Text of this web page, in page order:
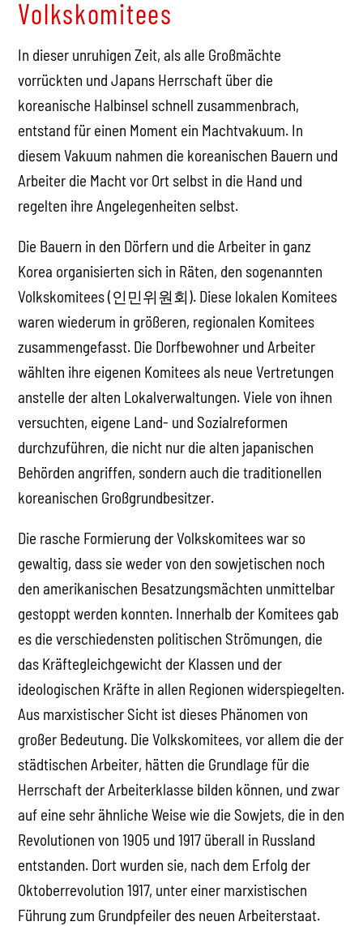
Volkskomitees
In dieser unruhigen Zeit, als alle Großmächte
vorrückten und Japans Herrschaft über die
koreanische Halbinsel schnell zusammenbrach,
entstand für einen Moment ein Machtvakuum. In
diesem Vakuum nahmen die koreanischen Bauern und
Arbeiter die Macht vor Ort selbst in die Hand und
regelten ihre Angelegenheiten selbst.
Die Bauern in den Dörfern und die Arbeiter in ganz
Korea organisierten sich in Räten, den sogenannten
Volkskomitees (인민위원회). Diese lokalen Komitees
waren wiederum in größeren, regionalen Komitees
zusammengefasst. Die Dorfbewohner und Arbeiter
wählten ihre eigenen Komitees als neue Vertretungen
anstelle der alten Lokalverwaltungen. Viele von ihnen
versuchten, eigene Land- und Sozialreformen
durchzuführen, die nicht nur die alten japanischen
Behörden angriffen, sondern auch die traditionellen
koreanischen Großgrundbesitzer.
Die rasche Formierung der Volkskomitees war so
gewaltig, dass sie weder von den sowjetischen noch
den amerikanischen Besatzungsmächten unmittelbar
gestoppt werden konnten. Innerhalb der Komitees gab
es die verschiedensten politischen Strömungen, die
das Kräftegleichgewicht der Klassen und der
ideologischen Kräfte in allen Regionen widerspiegelten.
Aus marxistischer Sicht ist dieses Phänomen von
großer Bedeutung. Die Volkskomitees, vor allem die der
städtischen Arbeiter, hätten die Grundlage für die
Herrschaft der Arbeiterklasse bilden können, und zwar
auf eine sehr ähnliche Weise wie die Sowjets, die in den
Revolutionen von 1905 und 1917 überall in Russland
entstanden. Dort wurden sie, nach dem Erfolg der
Oktoberrevolution 1917, unter einer marxistischen
Führung zum Grundpfeiler des neuen Arbeiterstaat.